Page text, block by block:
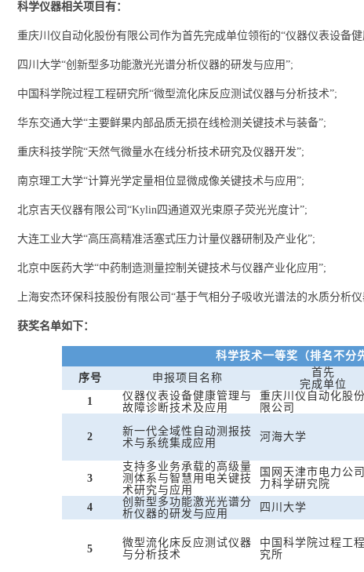
科学仪器相关项目有：
重庆川仪自动化股份有限公司作为首先完成单位领衔的“仪器仪表设备健
四川大学“创新型多功能激光光谱分析仪器的研发与应用”;
中国科学院过程工程研究所“微型流化床反应测试仪器与分析技术”;
华东交通大学“主要鲜果内部品质无损在线检测关键技术与装备”;
重庆科技学院“天然气微量水在线分析技术研究及仪器开发”;
南京理工大学“计算光学定量相位显微成像关键技术与应用”;
北京吉天仪器有限公司“Kylin四通道双光束原子荧光光度计”;
大连工业大学“高压高精准活塞式压力计量仪器研制及产业化”;
北京中医药大学“中药制造测量控制关键技术与仪器产业化应用”;
上海安杰环保科技股份有限公司“基于气相分子吸收光谱法的水质分析仪
获奖名单如下：
科学技术一等奖（排名不分
序号
申报项目名称
首先
完成单位
1
仪器仪表设备健康管理与
故障诊断技术及应用
重庆川仪自动化股
限公司
2
新一代全域性自动测报技
术与系统集成应用
河海大学
3
支持多业务承载的高级量
测体系与智慧用电关键技
术研究与应用
国网天津市电力公
力科学研究院
4
创新型多功能激光光谱分
析仪器的研发与应用
四川大学
5
微型流化床反应测试仪器
与分析技术
中国科学院过程工
究所